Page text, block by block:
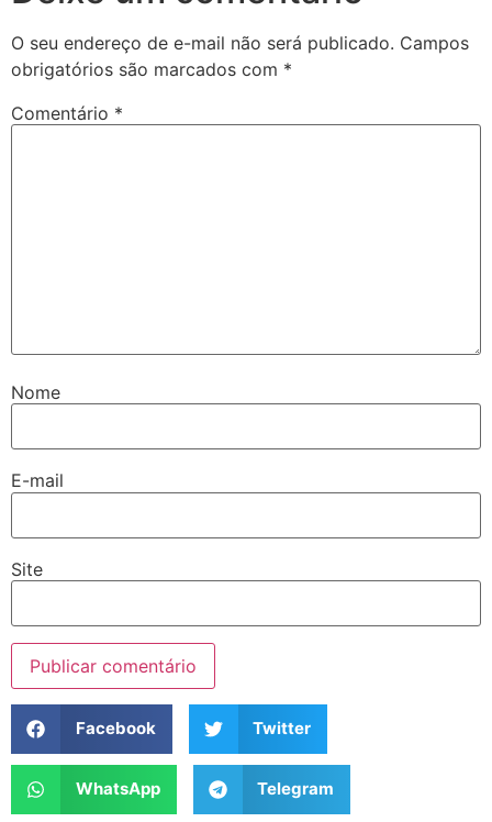
O seu endereço de e-mail não será publicado. Campos
obrigatórios são marcados com *
Comentário *
Nome
E-mail
Site
Facebook Twitter
WhatsApp Telegram